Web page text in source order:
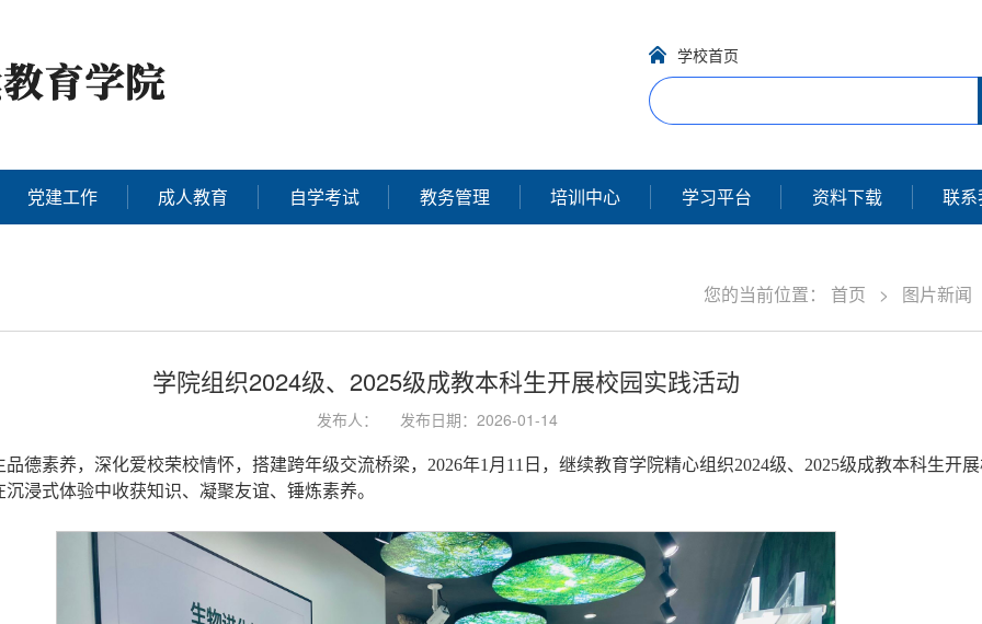
学校首页
党建工作 成人教育 自学考试 教务管理 培训中心 学习平台 资料下载 联
您的当前位置： 首页 > 图片新闻
学院组织2024级、2025级成教本科生开展校园实践活动
发布人： 发布日期：2026-01-14
品德素养，深化爱校荣校情怀，搭建跨年级交流桥梁，2026年1月11日，继续教育学院精心组织2024级、2025级成教本科生开
浸式体验中收获知识、凝聚友谊、锤炼素养。